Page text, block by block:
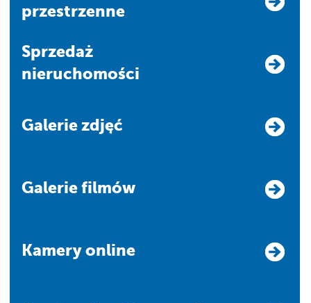
przestrzenne
Sprzedaż
nieruchomości
Galerie zdjęć
Galerie filmów
Kamery online